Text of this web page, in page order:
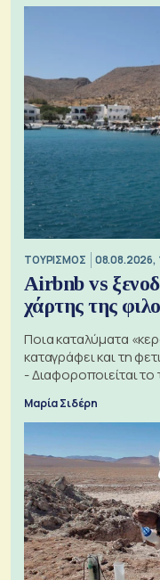
ΤΟΥΡΙΣΜΟΣ 08.08.2026,
Airbnb vs
χάρτης της
Ποια καταλύματα
καταγράφει και τη
- Διαφοροποιείται
Μαρία Σιδέρη